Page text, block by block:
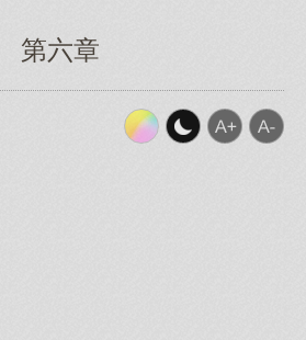
第六章